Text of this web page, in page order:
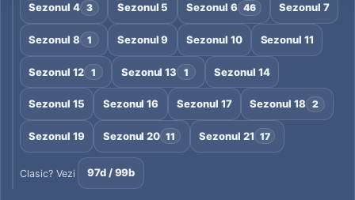
Sezonul 4 3 Sezonul 5 Sezonul 6 46 Sezonul 7
Sezonul 8 1 Sezonul 9 Sezonul 10 Sezonul 11
Sezonul 12 1 Sezonul 13 1 Sezonul 14
Sezonul 15 Sezonul 16 Sezonul 17 Sezonul 18 2
Sezonul 19 Sezonul 20 11 Sezonul 21 17
Clasic? Vezi 97d / 99b